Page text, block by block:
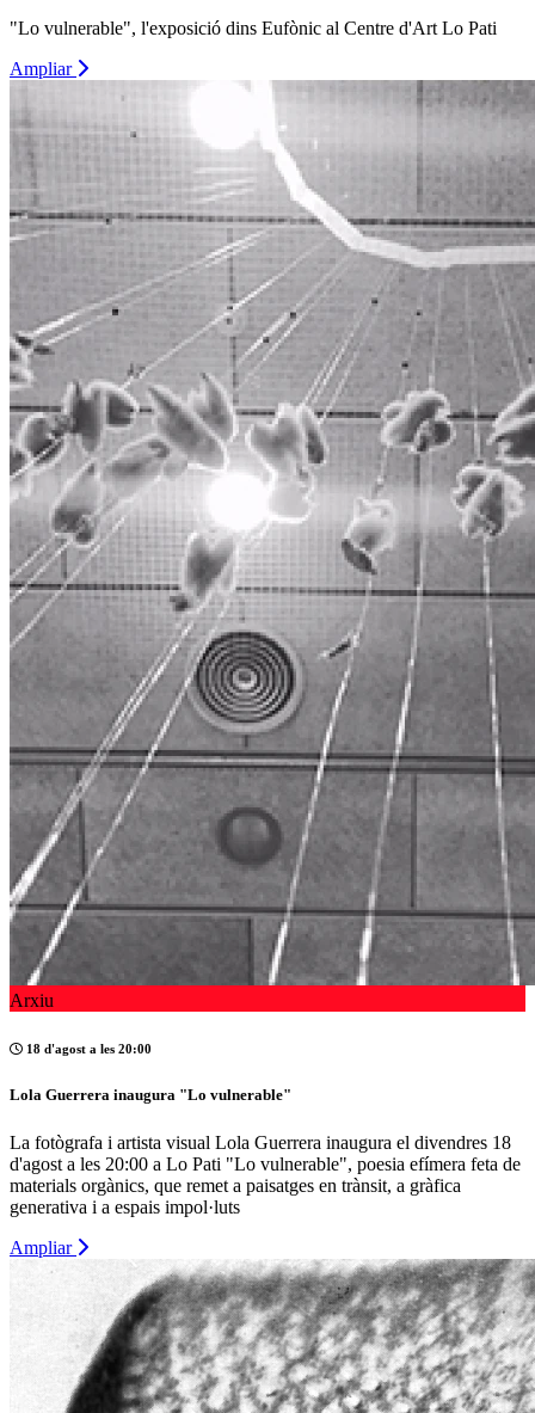
"Lo vulnerable", l'exposició dins Eufònic al Centre d'Art Lo Pati
Ampliar
Arxiu
18 d'agost a les 20:00
Lola Guerrera inaugura "Lo vulnerable"
La fotògrafa i artista visual Lola Guerrera inaugura el divendres 18
d'agost a les 20:00 a Lo Pati "Lo vulnerable", poesia efímera feta de
materials orgànics, que remet a paisatges en trànsit, a gràfica
generativa i a espais impol·luts
Ampliar